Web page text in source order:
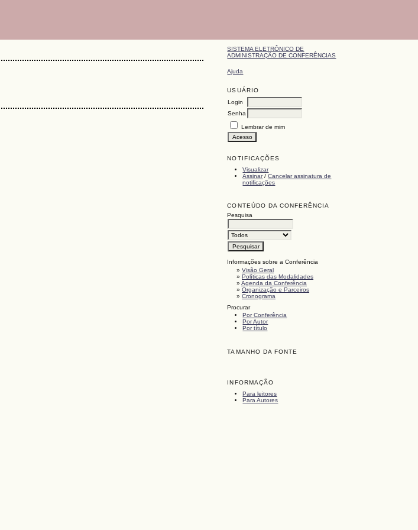
SISTEMA ELETRÔNICO DE
ADMINISTRAÇÃO DE CONFERÊNCIAS
Ajuda
USUÁRIO
Login
Senha
Lembrar de mim
NOTIFICAÇÕES
Visualizar
Assinar/Cancelar assinatura de
notificações
CONTEÚDO DA CONFERÊNCIA
Pesquisa
Informações sobre a Conferência
»Visão Geral
»Políticas das Modalidades
»Agenda da Conferência
»Organização e Parceiros
»Cronograma
Procurar
Por Conferência
Por Autor
Por título
TAMANHO DA FONTE
INFORMAÇÃO
Para leitores
Para Autores